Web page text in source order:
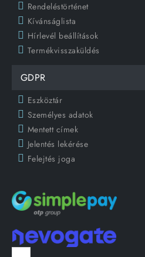
Rendeléstörténet
Kívánságlista
Hírlevél beállítások
Termékvisszaküldés
GDPR
Eszköztár
Személyes adatok
Mentett címek
Jelentés lekérése
Felejtés joga